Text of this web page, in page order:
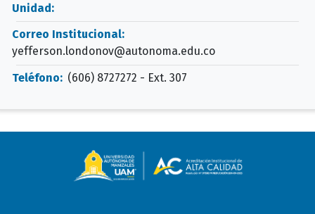
Unidad:
Correo Institucional:
yefferson.londonov@autonoma.edu.co
Teléfono: (606) 8727272 - Ext. 307